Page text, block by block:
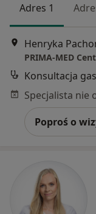
Adres 1
Henryka
PRIMA-MED
Konsultacja
Poproś o